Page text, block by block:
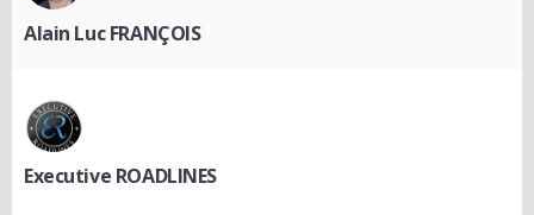
Alain Luc FRANÇOIS
Executive ROADLINES